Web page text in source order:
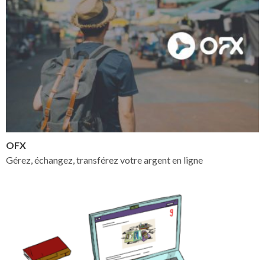
OFX
Gérez, échangez, transférez votre argent en ligne